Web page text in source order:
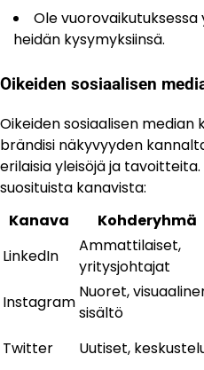
Ole vuorovaikutuksessa
heidän kysymyksiinsä.
Oikeiden sosiaalisen
Oikeiden sosiaalisen
brändisi näkyvyyden
erilaisia yleisöjä ja
suosituista kanavista:
Kanava
Kohderyhmä
LinkedIn
Ammattilaiset,
yritysjohtajat
Instagram
Nuoret,
sisältö
Twitter
Uutiset,